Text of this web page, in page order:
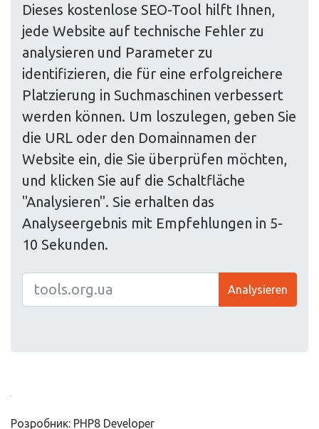
Dieses kostenlose SEO-Tool hilft Ihnen,
jede Website auf technische Fehler zu
analysieren und Parameter zu
identifizieren, die für eine erfolgreichere
Platzierung in Suchmaschinen verbessert
werden können. Um loszulegen, geben Sie
die URL oder den Domainnamen der
Website ein, die Sie überprüfen möchten,
und klicken Sie auf die Schaltfläche
"Analysieren". Sie erhalten das
Analyseergebnis mit Empfehlungen in 5-
10 Sekunden.
Analysieren
Розробник: PHP8 Developer